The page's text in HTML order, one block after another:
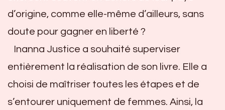
d’origine, comme elle-même d’ailleurs, sans
doute pour gagner en liberté ?
Inanna Justice a souhaité superviser
entièrement la réalisation de son livre. Elle a
choisi de maîtriser toutes les étapes et de
s’entourer uniquement de femmes. Ainsi, la